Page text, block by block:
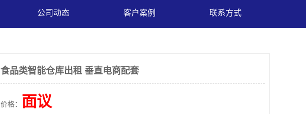
公司动态 客户案例 联系方式
食品类智能仓库出租 垂直电商配套
价格： 面议